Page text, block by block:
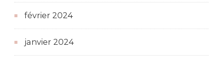
février 2024
janvier 2024